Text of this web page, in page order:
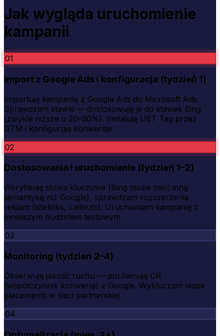
Jak wygląda uruchomienie
kampanii
01
Import z Google Ads i konfiguracja (tydzień 1)
Importuję kampanię z Google Ads do Microsoft Ads.
Sprawdzam stawki — dostosowuję je do stawek Bing
(zwykle niższe o 20–30%). Instaluję UET Tag przez
GTM i konfiguruję konwersje.
02
Dostosowania i uruchomienie (tydzień 1–2)
Weryfikuję słowa kluczowe (Bing może mieć inną
semantykę niż Google), sprawdzam rozszerzenia
reklam (sitelinks, callouts). Uruchamiam kampanię z
mniejszym budżetem testowym.
03
Monitoring (tydzień 2–4)
Obserwuję jakość ruchu — porównuję CR
(współczynnik konwersji) z Google. Wykluczam słabe
placements w sieci partnerskiej.
04